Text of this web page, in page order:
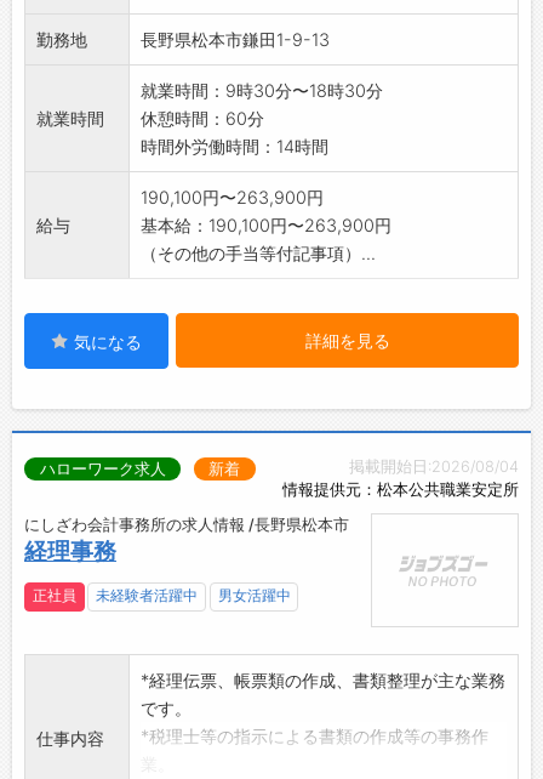
勤務地 長野県松本市鎌田1-9-13
就業時間
就業時間：9時30分〜18時30分
休憩時間：60分
時間外労働時間：14時間
給与
190,100円〜263,900円
基本給：190,100円〜263,900円
（その他の手当等付記事項）...
気になる 詳細を見る
掲載開始日:2026/08/04
情報提供元：松本公共職業安定所
ハローワーク求人 新着
にしざわ会計事務所の求人情報 /長野県松本市
経理事務
正社員 未経験者活躍中 男女活躍中
仕事内容
*経理伝票、帳票類の作成、書類整理が主な業務
です。
*税理士等の指示による書類の作成等の事務作